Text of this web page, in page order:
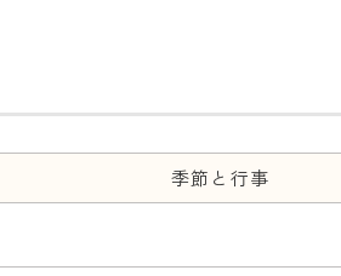
季節と行事